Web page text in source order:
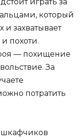
который
захватывает
похоти.
— похищение
За
потратить
шкафчиков